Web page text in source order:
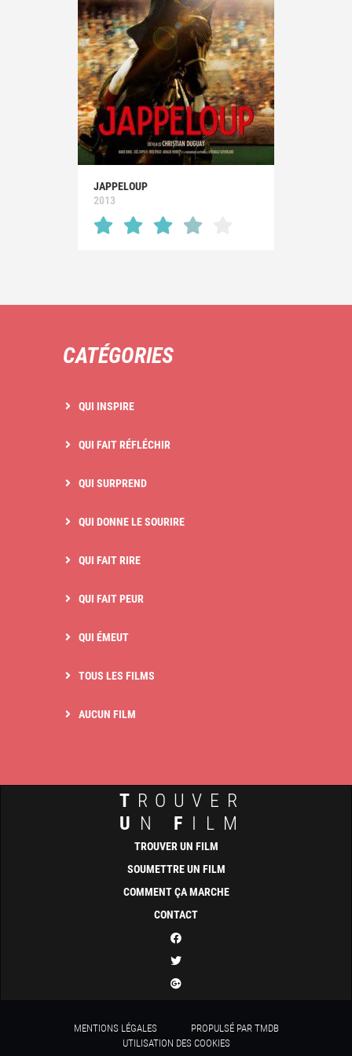
JAPPELOUP
2013
CATÉGORIES
QUI INSPIRE
QUI FAIT RÉFLÉCHIR
QUI SURPREND
QUI DONNE LE SOURIRE
QUI FAIT RIRE
QUI FAIT PEUR
QUI ÉMEUT
TOUS LES FILMS
AUCUN FILM
T ROUVER
U N F ILM
TROUVER UN FILM
SOUMETTRE UN FILM
COMMENT ÇA MARCHE
CONTACT
MENTIONS LÉGALES
PROPULSÉ PAR TMDB
UTILISATION DES COOKIES